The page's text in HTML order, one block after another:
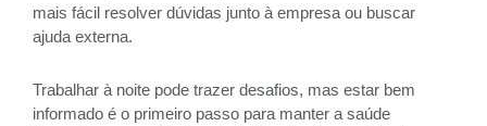
mais fácil resolver dúvidas junto à empresa ou buscar
ajuda externa.
Trabalhar à noite pode trazer desafios, mas estar bem
informado é o primeiro passo para manter a saúde